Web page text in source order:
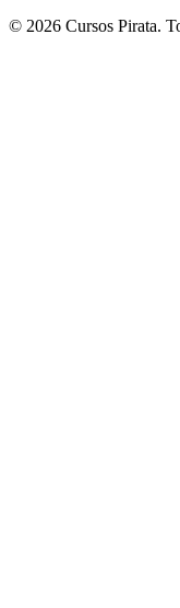
© 2026 Cursos Pirata.